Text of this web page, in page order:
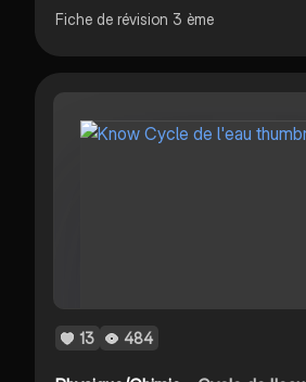
Fiche de révision 3 ème
13 484